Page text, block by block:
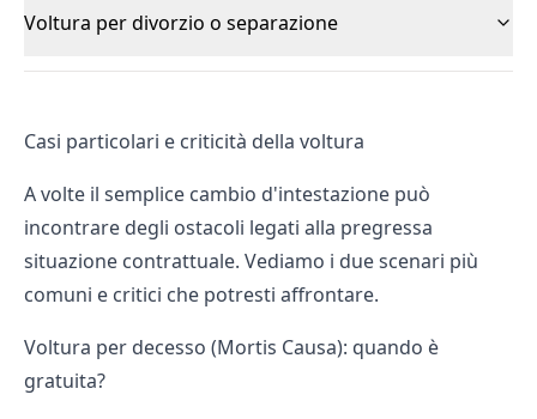
Voltura per divorzio o separazione
Casi particolari e criticità della voltura
A volte il semplice cambio d'intestazione può
incontrare degli ostacoli legati alla pregressa
situazione contrattuale. Vediamo i due scenari più
comuni e critici che potresti affrontare.
Voltura per decesso (Mortis Causa): quando è
gratuita?